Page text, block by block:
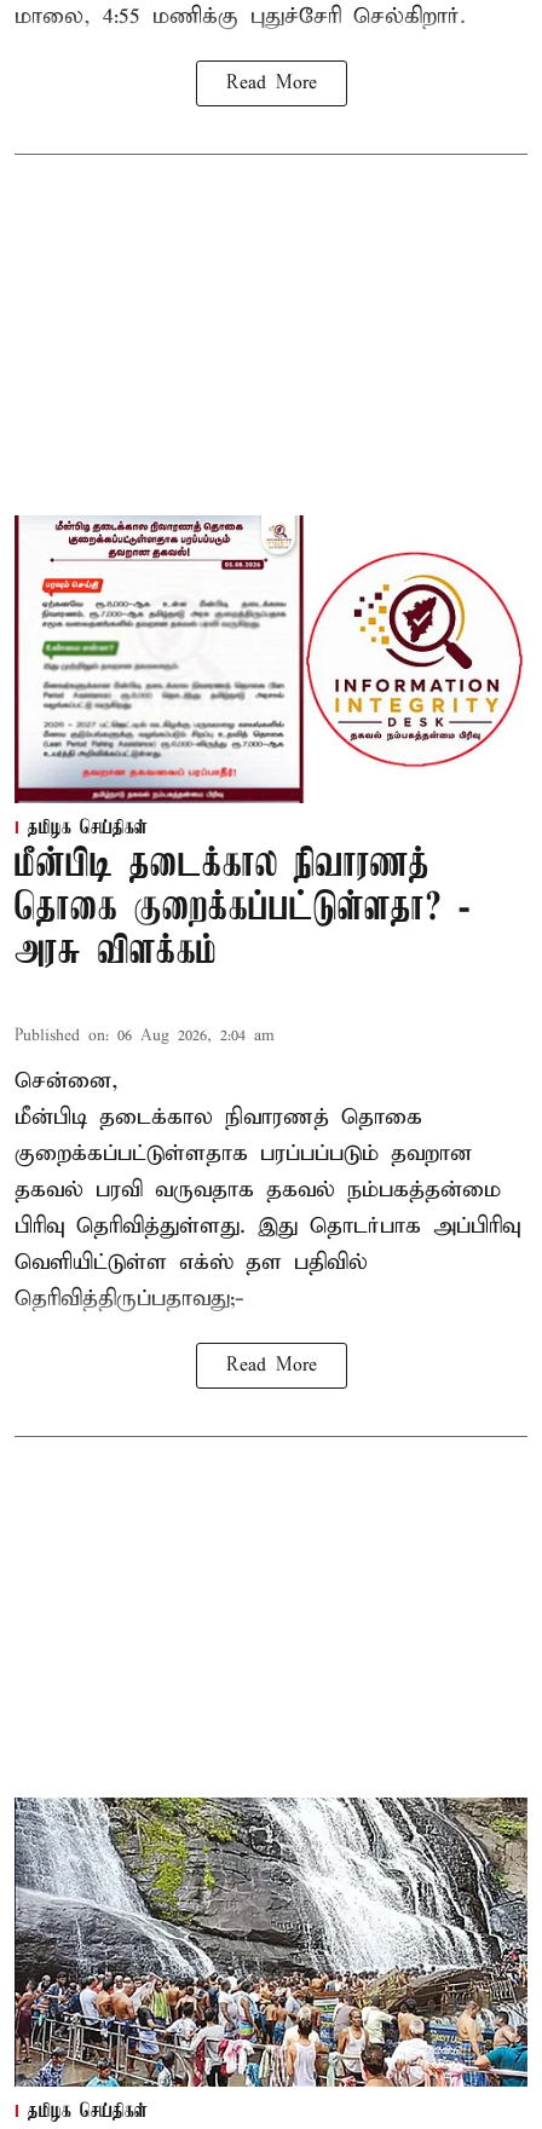
மாலை, 4:55 மணிக்கு புதுச்சேரி செல்கிறார்.
Read More
தமிழக செய்திகள்
மீன்பிடி தடைக்கால நிவாரணத்
தொகை குறைக்கப்பட்டுள்ளதா? -
அரசு விளக்கம்
Published on: 06 Aug 2026, 2:04 am
சென்னை,
மீன்பிடி தடைக்கால நிவாரணத் தொகை
குறைக்கப்பட்டுள்ளதாக பரப்பப்படும் தவறான
தகவல் பரவி வருவதாக தகவல் நம்பகத்தன்மை
பிரிவு தெரிவித்துள்ளது. இது தொடர்பாக அப்பிரிவு
வெளியிட்டுள்ள எக்ஸ் தள பதிவில்
தெரிவித்திருப்பதாவது;-
Read More
தமிழக செய்திகள்